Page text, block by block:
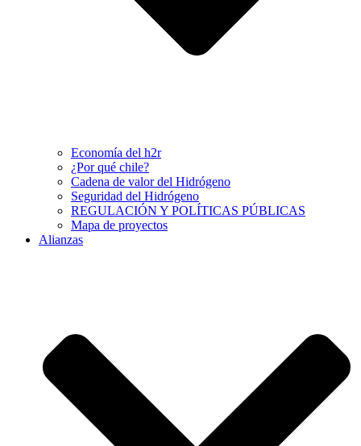
Economía del h2r
¿Por qué chile?
Cadena de valor del Hidrógeno
Seguridad del Hidrógeno
REGULACIÓN Y POLÍTICAS PÚBLICAS
Mapa de proyectos
Alianzas